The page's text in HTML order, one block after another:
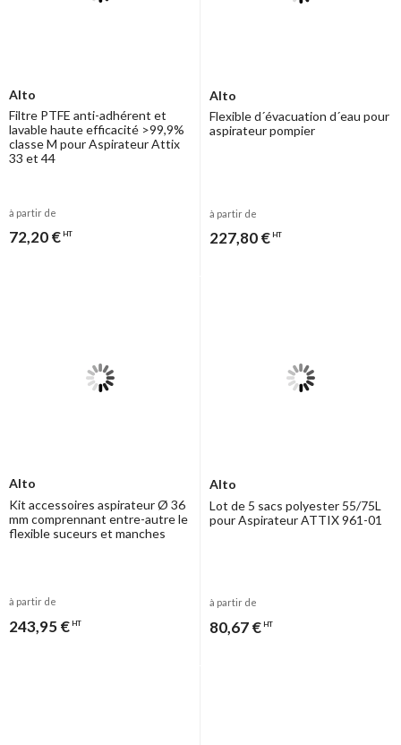
Alto
Filtre PTFE anti-adhérent et
lavable haute efficacité >99,9%
classe M pour Aspirateur Attix
33 et 44
à partir de
72,20 € HT
Alto
Flexible d´évacuation d´eau pour
aspirateur pompier
à partir de
227,80 € HT
Alto
Kit accessoires aspirateur Ø 36
mm comprennant entre-autre le
flexible suceurs et manches
à partir de
243,95 € HT
Alto
Lot de 5 sacs polyester 55/75L
pour Aspirateur ATTIX 961-01
à partir de
80,67 € HT